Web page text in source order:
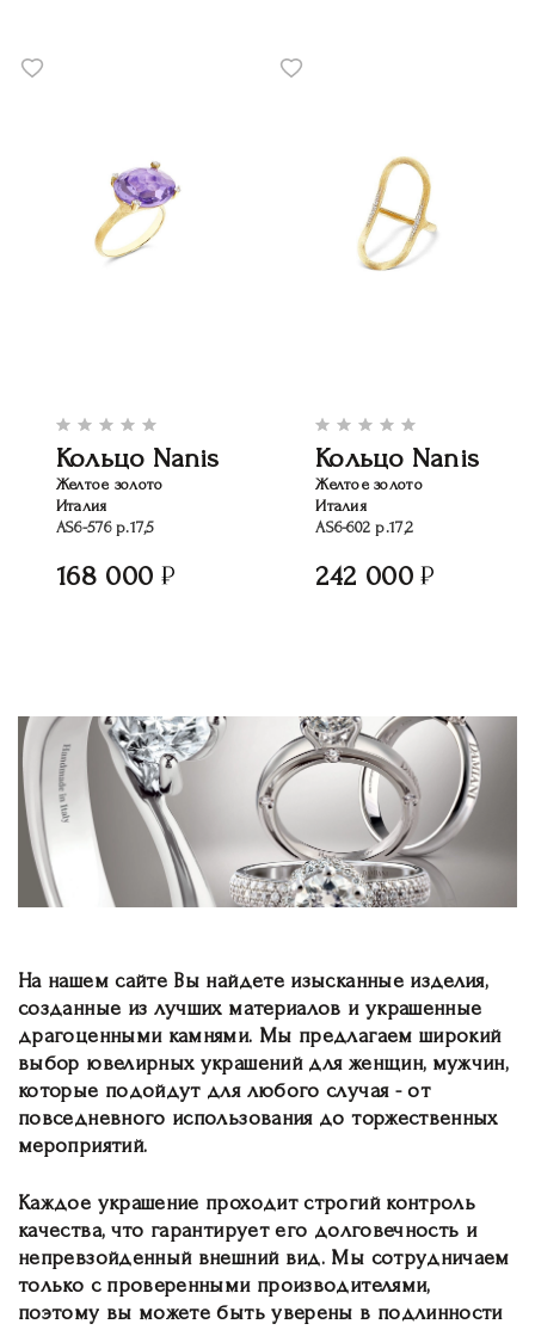
Кольцо Nanis
Желтое золото
Италия
AS6-576 р.17,5
168 000
Кольцо Nanis
Желтое золото
Италия
AS6-602 р.17,2
242 000
На нашем сайте Вы найдете изысканные изделия,
созданные из лучших материалов и украшенные
драгоценными камнями. Мы предлагаем широкий
выбор ювелирных украшений для женщин, мужчин,
которые подойдут для любого случая - от
повседневного использования до торжественных
мероприятий.
Каждое украшение проходит строгий контроль
качества, что гарантирует его долговечность и
непревзойденный внешний вид. Мы сотрудничаем
только с проверенными производителями,
поэтому вы можете быть уверены в подлинности